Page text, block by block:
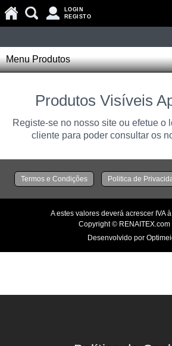
LOGIN
REGISTO
Menu Produtos
Produtos Visíveis
Registe-se no nosso site ou efetue o
cliente para poder consultar os
Termos e Condições Politica de
A estes valores deverá acrescer IVA
Copyright © RENAITEX.com
Desenvolvido por